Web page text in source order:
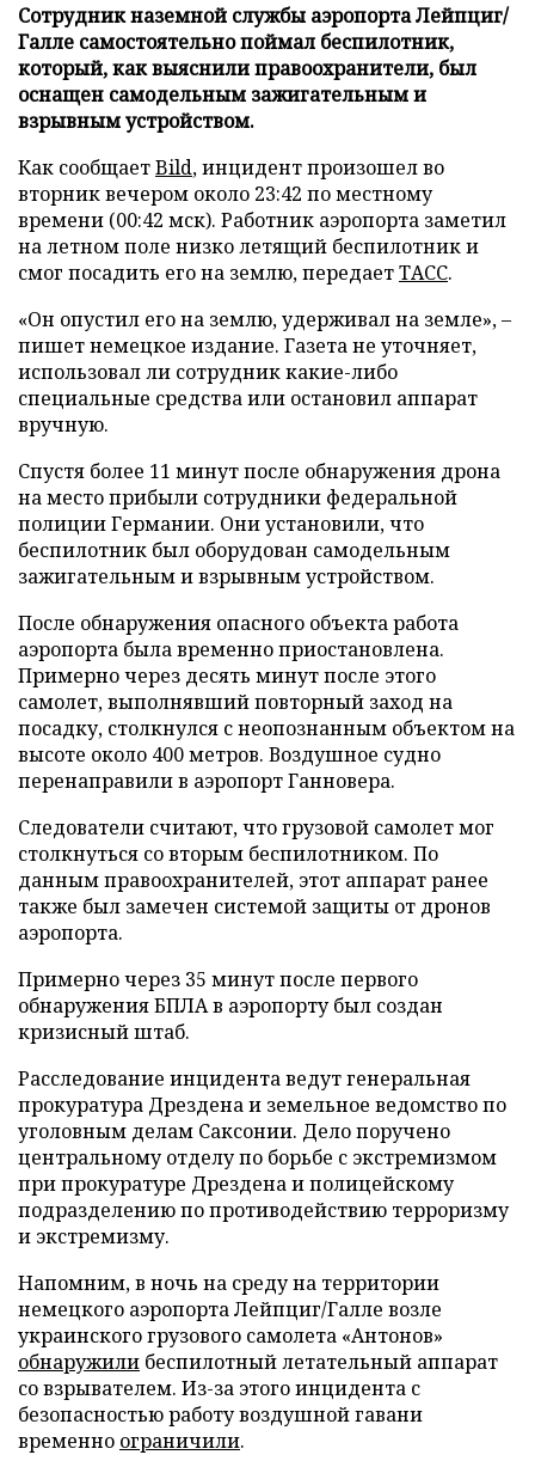
Сотрудник наземной службы аэропорта Лейпциг/
Галле самостоятельно поймал беспилотник,
который, как выяснили правоохранители, был
оснащен самодельным зажигательным и
взрывным устройством.
Как сообщаетBild, инцидент произошел во
вторник вечером около 23:42 по местному
времени (00:42 мск). Работник аэропорта заметил
на летном поле низко летящий беспилотник и
смог посадить его на землю, передаетТАСС.
«Он опустил его на землю, удерживал на земле», –
пишет немецкое издание. Газета не уточняет,
использовал ли сотрудник какие-либо
специальные средства или остановил аппарат
вручную.
Спустя более 11 минут после обнаружения дрона
на место прибыли сотрудники федеральной
полиции Германии. Они установили, что
беспилотник был оборудован самодельным
зажигательным и взрывным устройством.
После обнаружения опасного объекта работа
аэропорта была временно приостановлена.
Примерно через десять минут после этого
самолет, выполнявший повторный заход на
посадку, столкнулся с неопознанным объектом на
высоте около 400 метров. Воздушное судно
перенаправили в аэропорт Ганновера.
Следователи считают, что грузовой самолет мог
столкнуться со вторым беспилотником. По
данным правоохранителей, этот аппарат ранее
также был замечен системой защиты от дронов
аэропорта.
Примерно через 35 минут после первого
обнаружения БПЛА в аэропорту был создан
кризисный штаб.
Расследование инцидента ведут генеральная
прокуратура Дрездена и земельное ведомство по
уголовным делам Саксонии. Дело поручено
центральному отделу по борьбе с экстремизмом
при прокуратуре Дрездена и полицейскому
подразделению по противодействию терроризму
и экстремизму.
Напомним, в ночь на среду на территории
немецкого аэропорта Лейпциг/Галле возле
украинского грузового самолета «Антонов»
обнаружили беспилотный летательный аппарат
со взрывателем. Из-за этого инцидента с
безопасностью работу воздушной гавани
временно ограничили.